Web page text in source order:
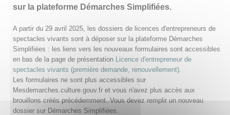
sur la plateforme Démarches Simplifiées.
A partir du 29 avril 2025, les dossiers de licences d'entrepreneurs de
spectacles vivants sont à déposer sur la plateforme Démarches
Simplifiées : les liens vers les nouveaux formulaires sont accessibles
en bas de la page de présentation Licence d'entrepreneur de
spectacles vivants (première demande, renouvellement).
Les formulaires ne sont plus accessibles sur
Mesdemarches.culture.gouv.fr et vous n'avez plus accès aux
brouillons créés précédemment. Vous devez remplir un nouveau
dossier sur Démarches Simplifiées.